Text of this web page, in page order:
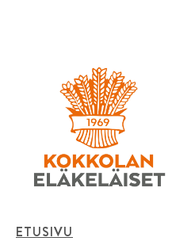
Kokkolan
Eläkeläiset
ry
ETUSIVU